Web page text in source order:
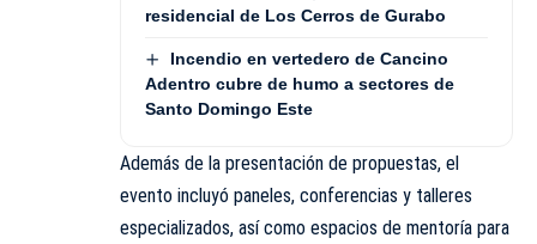
residencial de Los Cerros de Gurabo
Incendio en vertedero de Cancino
Adentro cubre de humo a sectores de
Santo Domingo Este
Además de la presentación de propuestas, el
evento incluyó paneles, conferencias y talleres
especializados, así como espacios de mentoría para